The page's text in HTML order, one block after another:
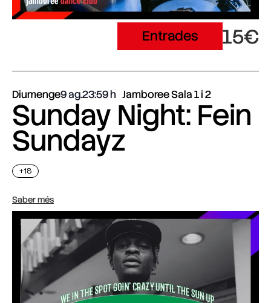
Entrades 15€
Diumenge9 ag.23:59 Jamboree Sala 1 i 2
Sunday Night: Fein
Sundayz
+18
Saber més